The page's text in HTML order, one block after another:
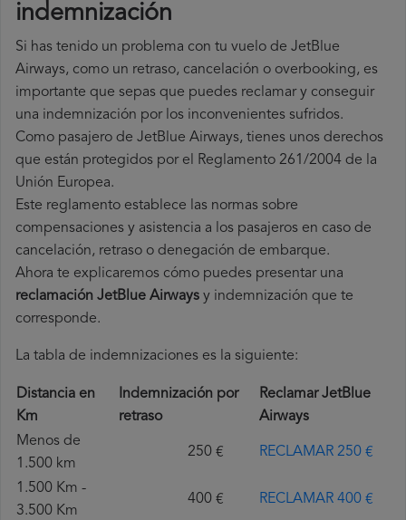
indemnización
Si has tenido un problema con tu vuelo de JetBlue
Airways, como un retraso, cancelación o overbooking, es
importante que sepas que puedes reclamar y conseguir
una indemnización por los inconvenientes sufridos.
Como pasajero de JetBlue Airways, tienes unos derechos
que están protegidos por el Reglamento 261/2004 de la
Unión Europea.
Este reglamento establece las normas sobre
compensaciones y asistencia a los pasajeros en caso de
cancelación, retraso o denegación de embarque.
Ahora te explicaremos cómo puedes presentar una
reclamación JetBlue Airways y indemnización que te
corresponde.
La tabla de indemnizaciones es la siguiente:
Distancia en
Km
Indemnización por
retraso
Reclamar JetBlue
Airways
Menos de
1.500 km
250 € RECLAMAR 250 €
1.500 Km -
3.500 Km
400 € RECLAMAR 400 €